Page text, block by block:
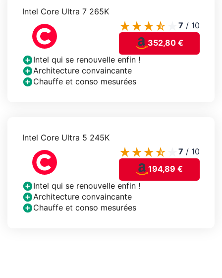
Intel Core Ultra 7 265K
Intel qui se renouvelle enfin !
Architecture convaincante
Chauffe et conso mesurées
352,80 €
7 / 10
Intel Core Ultra 5 245K
Intel qui se renouvelle enfin !
Architecture convaincante
Chauffe et conso mesurées
194,89 €
7 / 10